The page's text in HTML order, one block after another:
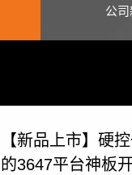
公司
【新品上市】硬
的3647平台神板开